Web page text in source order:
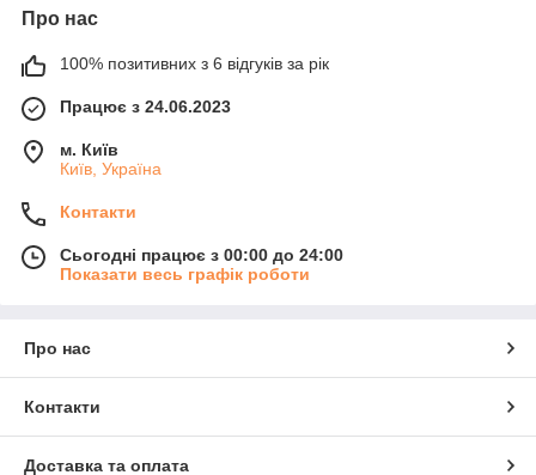
Про нас
100% позитивних з 6 відгуків за рік
Працює з 24.06.2023
м. Київ
Київ, Україна
Контакти
Сьогодні працює з 00:00 до 24:00
Показати весь графік роботи
Про нас
Контакти
Доставка та оплата